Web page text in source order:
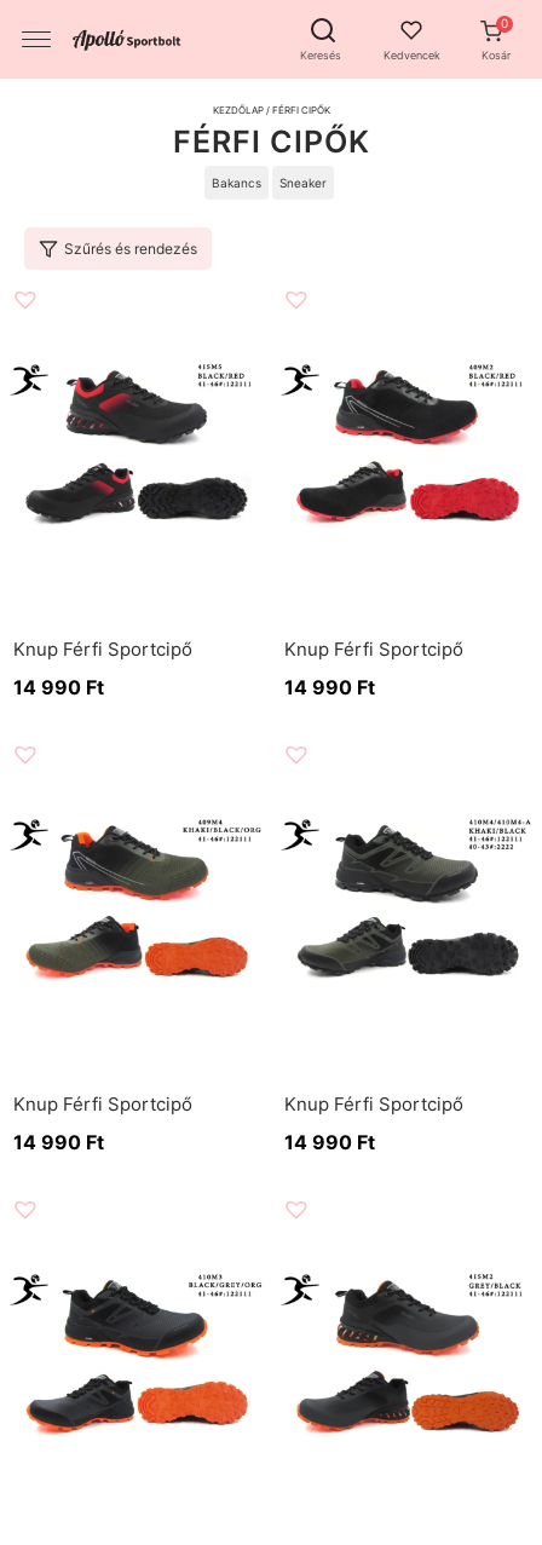
Keresés Kedvencek Kosár
KEZDŐLAP/ FÉRFI CIPŐK
FÉRFI CIPŐK
Bakancs Sneaker
Szűrés és rendezés
Knup Férfi Sportcipő
14 990 Ft
Knup Férfi Sportcipő
14 990 Ft
Knup Férfi Sportcipő
14 990 Ft
Knup Férfi Sportcipő
14 990 Ft